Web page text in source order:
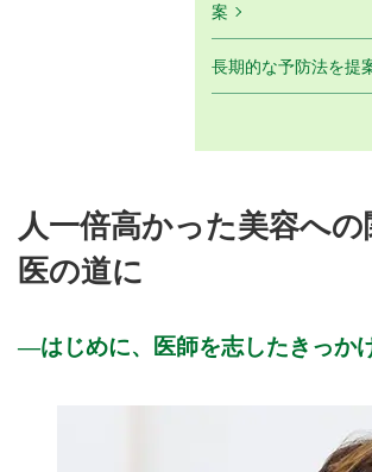
案
長期的な予防法を提
人一倍高かった美容へ
医の道に
はじめに、医師を志したきっか